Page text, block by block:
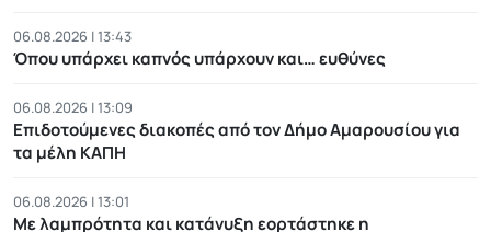
06.08.2026 | 13:43
Όπου υπάρχει καπνός υπάρχουν και… ευθύνες
06.08.2026 | 13:09
Επιδοτούμενες διακοπές από τον Δήμο Αμαρουσίου για
τα μέλη ΚΑΠΗ
06.08.2026 | 13:01
Με λαμπρότητα και κατάνυξη εορτάστηκε η